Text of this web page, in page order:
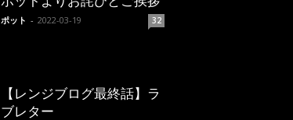
ポット - 2022-03-19 32
【レンジブログ最終話】ラ
ブレター